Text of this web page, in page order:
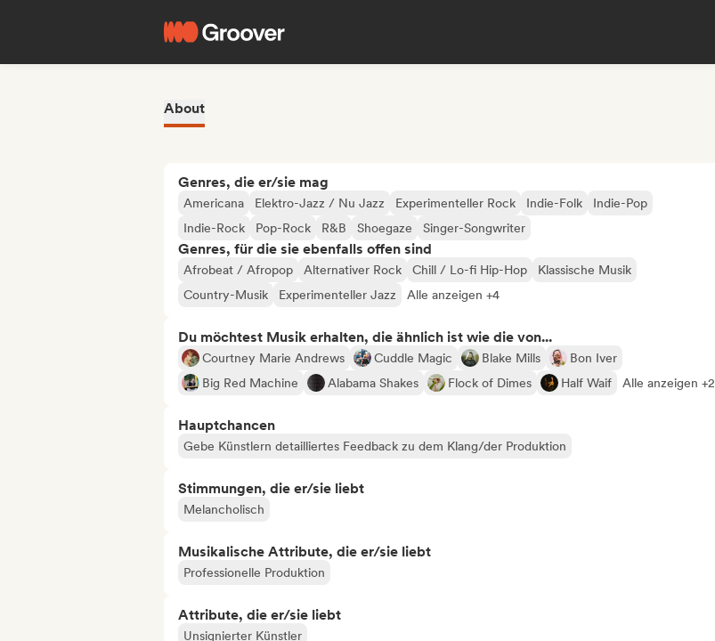
About
Genres, die er/sie mag
Americana Elektro-Jazz / Nu Jazz Experimenteller Rock Indie-Folk
Indie-Pop
Indie-Rock
Pop-Rock R&B Shoegaze Singer-Songwriter
Genres, für die sie ebenfalls offen sind
Afrobeat / Afropop Alternativer Rock Chill / Lo-fi Hip-Hop
Klassische Musik
Country-Musik
Experimenteller Jazz Alle anzeigen +4
Du möchtest Musik erhalten, die ähnlich ist wie die von...
Courtney Marie Andrews Cuddle Magic Blake Mills
Bon Iver
Big Red Machine
Alabama Shakes Flock of Dimes Half Waif Alle anzeigen +2
Hauptchancen
Gebe Künstlern detailliertes Feedback zu dem Klang/der Produktion
Stimmungen, die er/sie liebt
Melancholisch
Musikalische Attribute, die er/sie liebt
Professionelle Produktion
Attribute, die er/sie liebt
Unsignierter Künstler